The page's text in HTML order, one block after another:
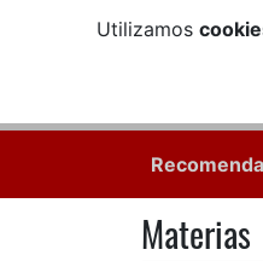
Utilizamos
Materias